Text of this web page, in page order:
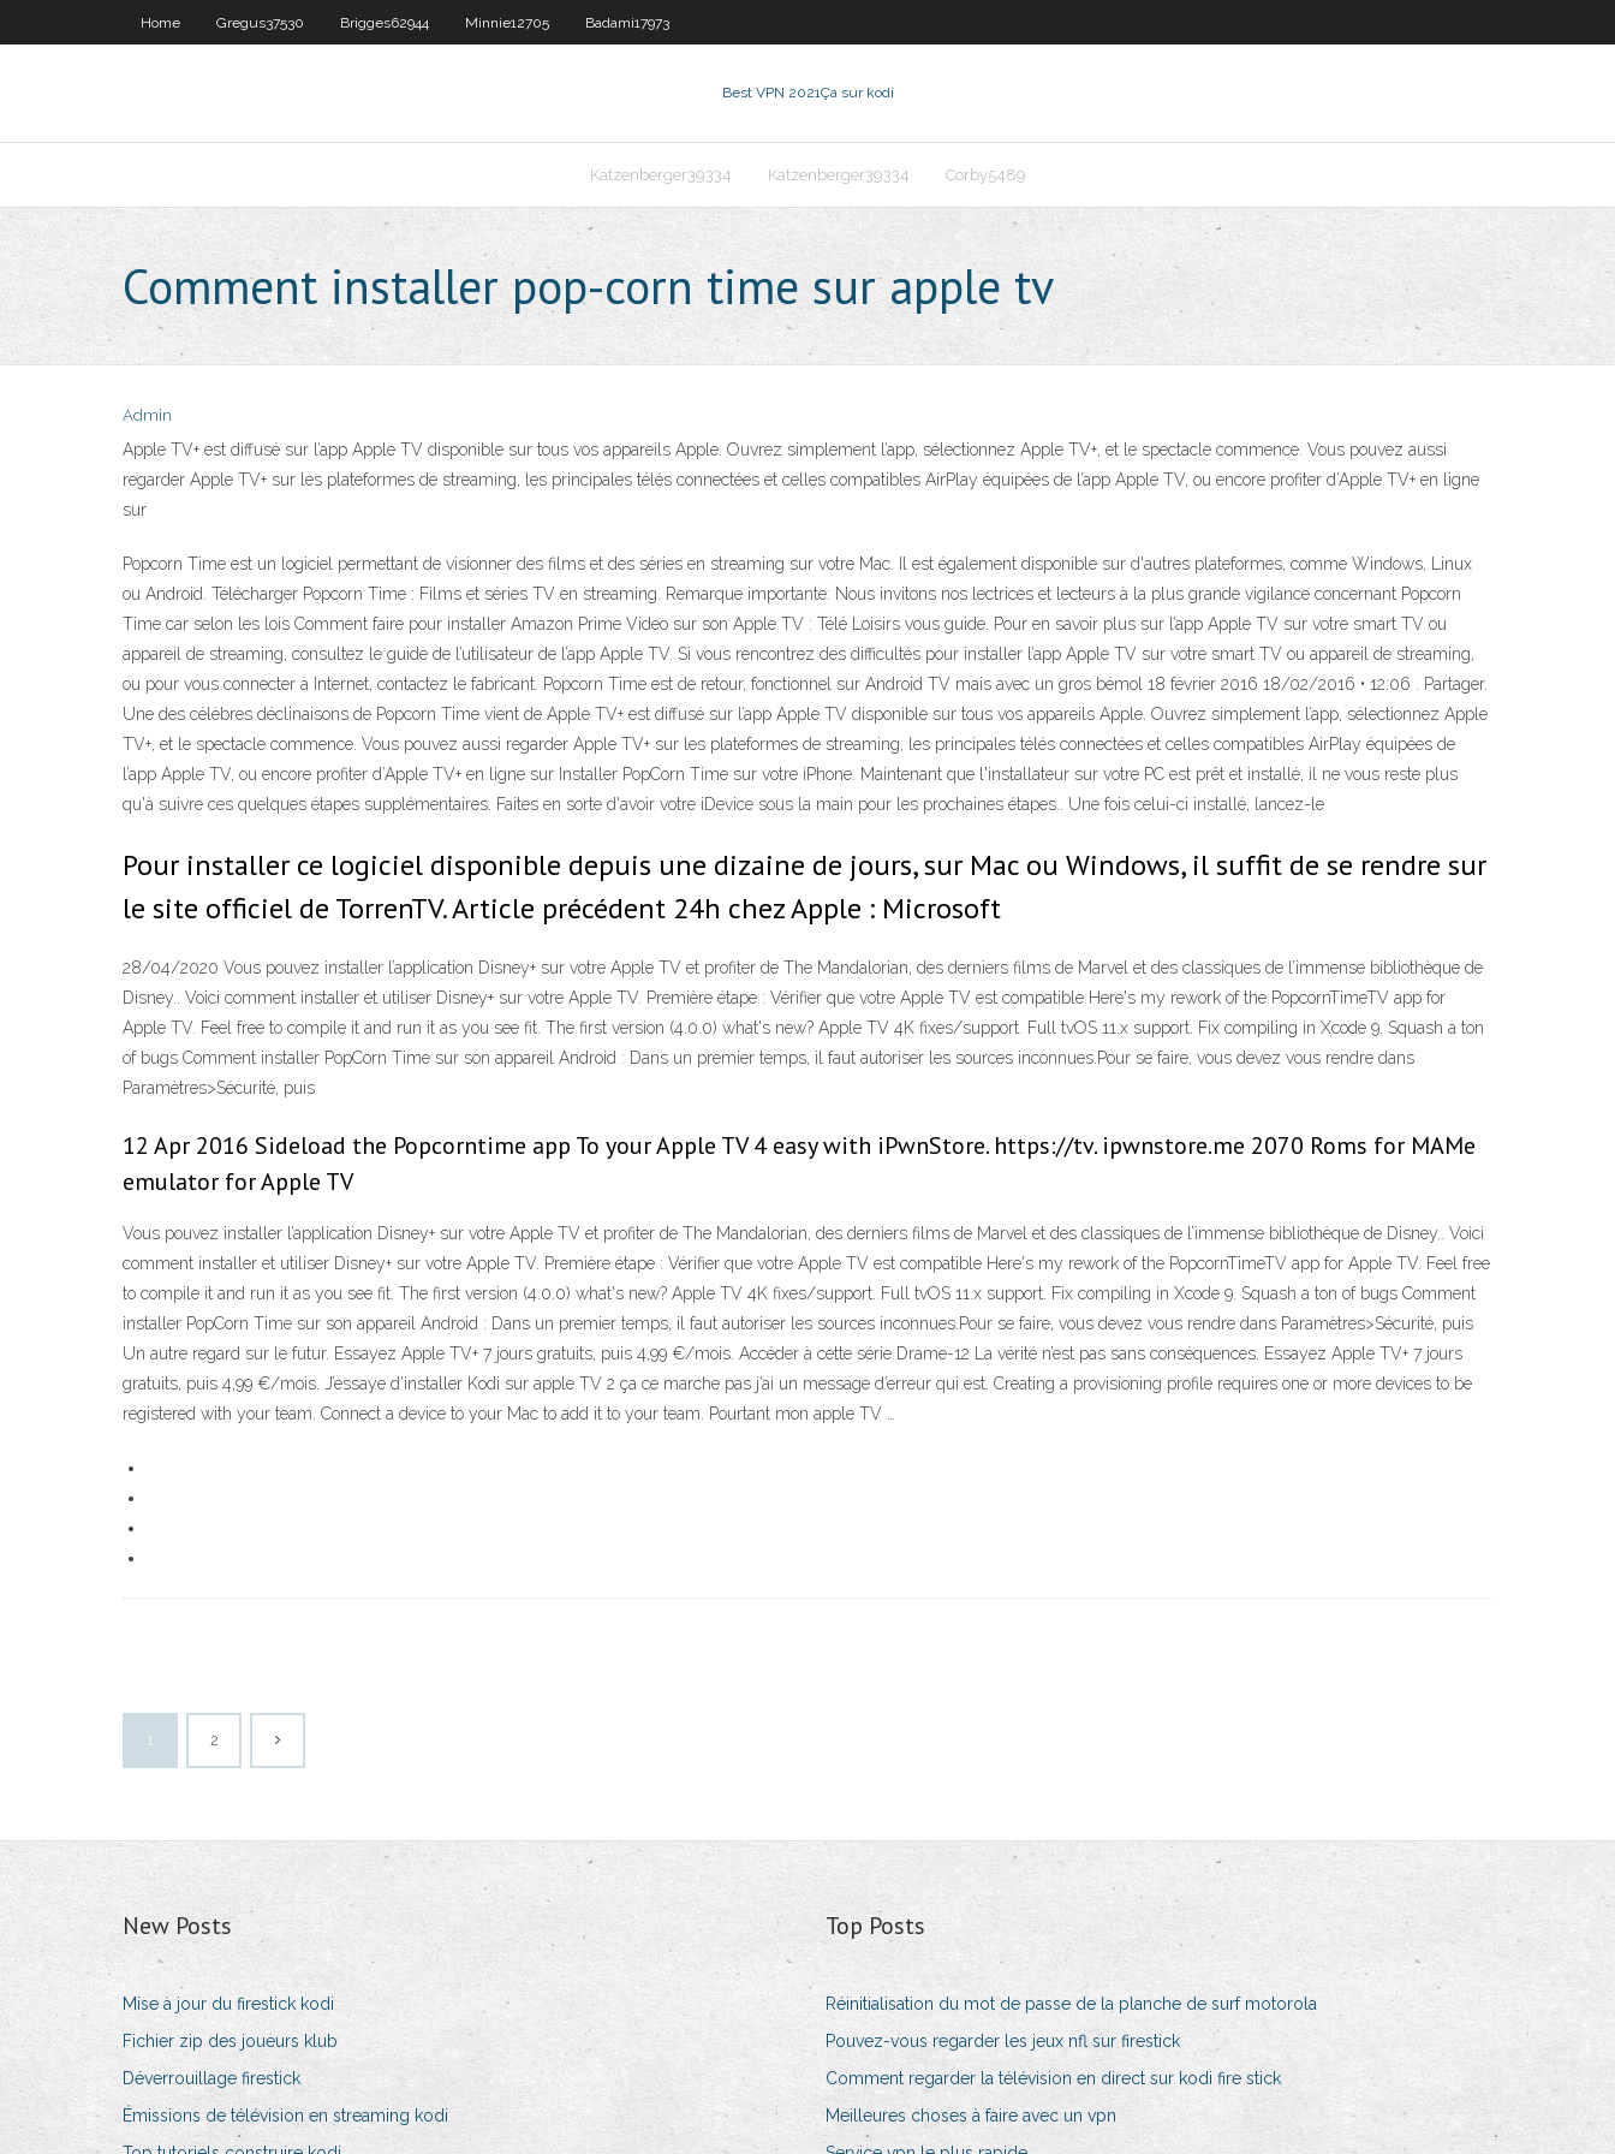
Home Gregus37530 Brigges62944 Minnie12705 Badami17973
Best VPN 2021Ça sur kodi
Katzenberger39334 Katzenberger39334 Corby5489
Comment installer pop-corn time sur apple tv
Admin
Apple TV+ est diffusé sur l’app Apple TV disponible sur tous vos appareils Apple. Ouvrez simplement l’app, sélectionnez Apple TV+, et le spectacle commence. Vous pouvez aussi
regarder Apple TV+ sur les plateformes de streaming, les principales télés connectées et celles compatibles AirPlay équipées de l’app Apple TV, ou encore profiter d’Apple TV+ en ligne
sur
Popcorn Time est un logiciel permettant de visionner des films et des séries en streaming sur votre Mac. Il est également disponible sur d'autres plateformes, comme Windows, Linux
ou Android. Télécharger Popcorn Time : Films et séries TV en streaming. Remarque importante: Nous invitons nos lectrices et lecteurs à la plus grande vigilance concernant Popcorn
Time car selon les lois Comment faire pour installer Amazon Prime Video sur son Apple TV : Télé Loisirs vous guide. Pour en savoir plus sur l’app Apple TV sur votre smart TV ou
appareil de streaming, consultez le guide de l’utilisateur de l’app Apple TV. Si vous rencontrez des difficultés pour installer l’app Apple TV sur votre smart TV ou appareil de streaming,
ou pour vous connecter à Internet, contactez le fabricant. Popcorn Time est de retour, fonctionnel sur Android TV mais avec un gros bémol 18 février 2016 18/02/2016 • 12:06 . Partager.
Une des célèbres déclinaisons de Popcorn Time vient de Apple TV+ est diffusé sur l’app Apple TV disponible sur tous vos appareils Apple. Ouvrez simplement l’app, sélectionnez Apple
TV+, et le spectacle commence. Vous pouvez aussi regarder Apple TV+ sur les plateformes de streaming, les principales télés connectées et celles compatibles AirPlay équipées de
l’app Apple TV, ou encore profiter d’Apple TV+ en ligne sur Installer PopCorn Time sur votre iPhone. Maintenant que l'installateur sur votre PC est prêt et installé, il ne vous reste plus
qu'à suivre ces quelques étapes supplémentaires. Faites en sorte d'avoir votre iDevice sous la main pour les prochaines étapes.. Une fois celui-ci installé, lancez-le
Pour installer ce logiciel disponible depuis une dizaine de jours, sur Mac ou Windows, il suffit de se rendre sur
le site officiel de TorrenTV. Article précédent 24h chez Apple : Microsoft
28/04/2020 Vous pouvez installer l’application Disney+ sur votre Apple TV et profiter de The Mandalorian, des derniers films de Marvel et des classiques de l’immense bibliothèque de
Disney.. Voici comment installer et utiliser Disney+ sur votre Apple TV. Première étape : Vérifier que votre Apple TV est compatible Here's my rework of the PopcornTimeTV app for
Apple TV. Feel free to compile it and run it as you see fit. The first version (4.0.0) what's new? Apple TV 4K fixes/support. Full tvOS 11.x support. Fix compiling in Xcode 9. Squash a ton
of bugs Comment installer PopCorn Time sur son appareil Android : Dans un premier temps, il faut autoriser les sources inconnues.Pour se faire, vous devez vous rendre dans
Paramètres>Sécurité, puis
12 Apr 2016 Sideload the Popcorntime app To your Apple TV 4 easy with iPwnStore. https://tv. ipwnstore.me 2070 Roms for MAMe
emulator for Apple TV
Vous pouvez installer l’application Disney+ sur votre Apple TV et profiter de The Mandalorian, des derniers films de Marvel et des classiques de l’immense bibliothèque de Disney.. Voici
comment installer et utiliser Disney+ sur votre Apple TV. Première étape : Vérifier que votre Apple TV est compatible Here's my rework of the PopcornTimeTV app for Apple TV. Feel free
to compile it and run it as you see fit. The first version (4.0.0) what's new? Apple TV 4K fixes/support. Full tvOS 11.x support. Fix compiling in Xcode 9. Squash a ton of bugs Comment
installer PopCorn Time sur son appareil Android : Dans un premier temps, il faut autoriser les sources inconnues.Pour se faire, vous devez vous rendre dans Paramètres>Sécurité, puis
Un autre regard sur le futur. Essayez Apple TV+ 7 jours gratuits, puis 4,99 €/mois. Accéder à cette série Drame-12 La vérité n’est pas sans conséquences. Essayez Apple TV+ 7 jours
gratuits, puis 4,99 €/mois. J’essaye d’installer Kodi sur apple TV 2 ça ce marche pas j’ai un message d’erreur qui est. Creating a provisioning profile requires one or more devices to be
registered with your team. Connect a device to your Mac to add it to your team. Pourtant mon apple TV …
1 2
New Posts
Mise à jour du firestick kodi
Fichier zip des joueurs klub
Déverrouillage firestick
Émissions de télévision en streaming kodi
Top Posts
Réinitialisation du mot de passe de la planche de surf motorola
Pouvez-vous regarder les jeux nfl sur firestick
Comment regarder la télévision en direct sur kodi fire stick
Meilleures choses à faire avec un vpn